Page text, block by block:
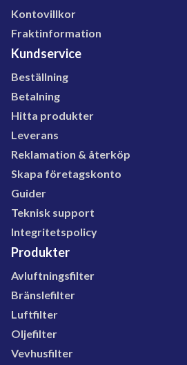
Kontovillkor
Fraktinformation
Kundservice
Beställning
Betalning
Hitta produkter
Leverans
Reklamation & återköp
Skapa företagskonto
Guider
Teknisk support
Integritetspolicy
Produkter
Avluftningsfilter
Bränslefilter
Luftfilter
Oljefilter
Vevhusfilter